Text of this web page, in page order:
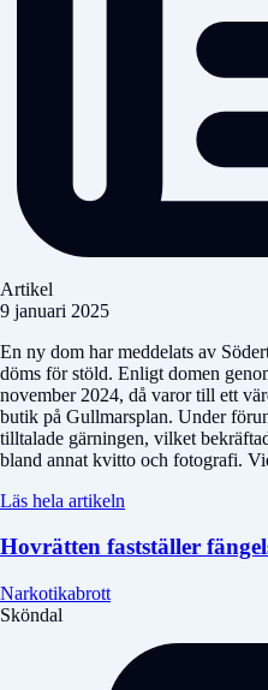
Artikel
9 januari 2025
En ny dom har meddelats av
döms för stöld. Enligt domen
november 2024, då varor till ett
butik på Gullmarsplan. Under
tilltalade gärningen, vilket
bland annat kvitto och fotografi.
Läs hela artikeln
Hovrätten fastställer
Narkotikabrott
Sköndal